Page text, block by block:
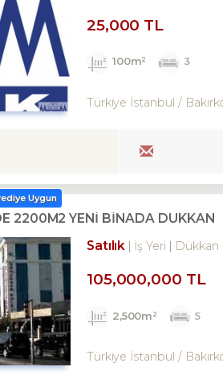
25,000 TL
100m² 3
Türkiye İstanbul /
Uygun
2200M2 YENİ BİNADA DÜKKAN
Satılık
İş Yeri Dükkan
105,000,000 TL
2,500m² 5
Türkiye İstanbul /